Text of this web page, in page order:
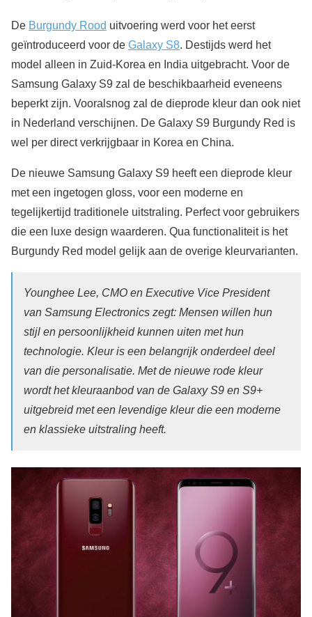
De Burgundy Rood uitvoering werd voor het eerst
geïntroduceerd voor de Galaxy S8. Destijds werd het
model alleen in Zuid-Korea en India uitgebracht. Voor de
Samsung Galaxy S9 zal de beschikbaarheid eveneens
beperkt zijn. Vooralsnog zal de dieprode kleur dan ook niet
in Nederland verschijnen. De Galaxy S9 Burgundy Red is
wel per direct verkrijgbaar in Korea en China.
De nieuwe Samsung Galaxy S9 heeft een dieprode kleur
met een ingetogen gloss, voor een moderne en
tegelijkertijd traditionele uitstraling. Perfect voor gebruikers
die een luxe design waarderen. Qua functionaliteit is het
Burgundy Red model gelijk aan de overige kleurvarianten.
Younghee Lee, CMO en Executive Vice President
van Samsung Electronics zegt: Mensen willen hun
stijl en persoonlijkheid kunnen uiten met hun
technologie. Kleur is een belangrijk onderdeel deel
van die personalisatie. Met de nieuwe rode kleur
wordt het kleuraanbod van de Galaxy S9 en S9+
uitgebreid met een levendige kleur die een moderne
en klassieke uitstraling heeft.